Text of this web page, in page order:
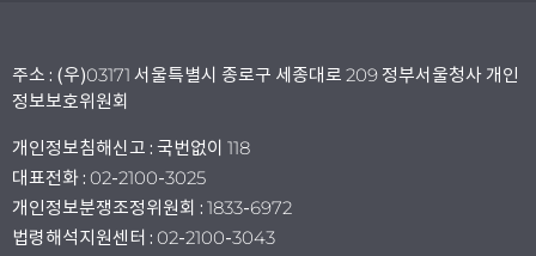
주소 : (우)03171 서울특별시 종로구 세종대로 209 정부서울청사 개인
정보보호위원회
개인정보침해신고 : 국번없이 118
대표전화 : 02-2100-3025
개인정보분쟁조정위원회 : 1833-6972
법령해석지원센터 : 02-2100-3043